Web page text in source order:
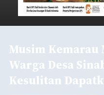
Musim Kemarau
Warga Desa
Kesulitan